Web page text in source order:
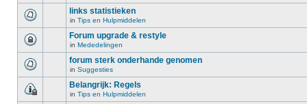
links statistieken
in Tips en Hulpmiddelen
Forum upgrade & restyle
in Mededelingen
forum sterk onderhande genomen
in Suggesties
Belangrijk: Regels
in Tips en Hulpmiddelen